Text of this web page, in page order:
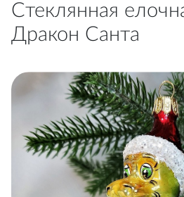
Стеклянная
Дракон Санта